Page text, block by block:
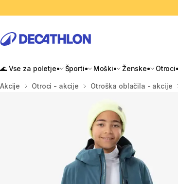
🌊 Vse za poletje Športi Moški Ženske Otroci
Domov
Akcije Otroci - akcije Otroška oblačila - akcije